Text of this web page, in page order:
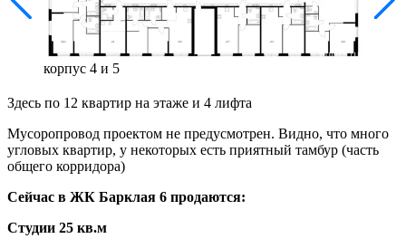
корпус 4 и 5
Здесь по 12 квартир на этаже и 4 лифта
Мусоропровод проектом не предусмотрен. Видно, что много
угловых квартир, у некоторых есть приятный тамбур (часть
общего корридора)
Сейчас в ЖК Барклая 6 продаются:
Студии 25 кв.м